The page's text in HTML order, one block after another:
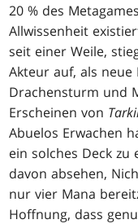
20 % des
Allwissenheit
seit einer Weile,
Akteur auf, als
Drachensturm und
Erscheinen von
Abuelos Erwachen
ein solches Deck
davon absehen,
nur vier Mana
Hoffnung, dass